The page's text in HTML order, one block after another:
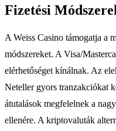
Fizetési
A Weiss Casino támogatja a
módszereket. A Visa/
elérhetőséget kínálnak. Az
Neteller gyors tranzakciókat
átutalások megfelelnek a
ellenére. A kriptovaluták